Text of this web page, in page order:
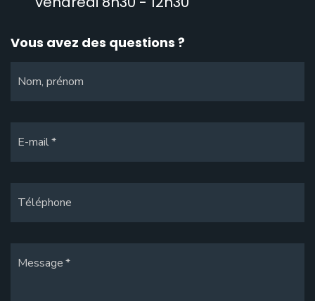
Vous avez des questions ?
Nom, prénom
E-mail
Téléphone
Message